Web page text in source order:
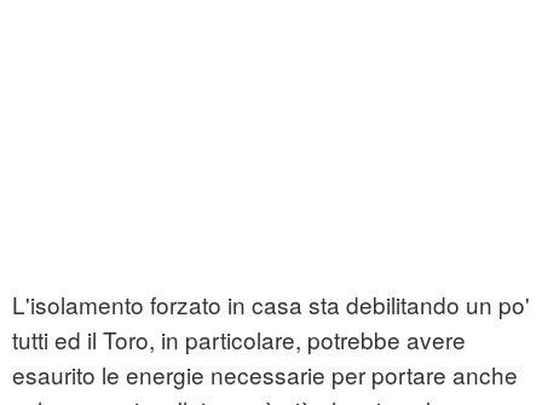
L'isolamento forzato in casa sta debilitando un po'
tutti ed il Toro, in particolare, potrebbe avere
esaurito le energie necessarie per portare anche